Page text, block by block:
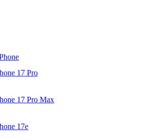
17 Pro
17 Pro Max
17e